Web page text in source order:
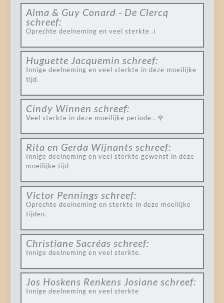
Alma & Guy Conard - De Clercq
schreef:
Oprechte deelneming en veel sterkte .i
Huguette Jacquemin schreef:
Innige deelneming en veel sterkte in deze moeilijke
tijd.
Cindy Winnen schreef:
Veel sterkte in deze moeilijke periode . 🌹
Rita en Gerda Wijnants schreef:
Innige deelneming en veel sterkte gewenst in deze
moeilijke tijd
Victor Pennings schreef:
Oprechte deelneming en sterkte in deze moeilijke
tijden.
Christiane Sacréas schreef:
Innige deelneming en veel sterkte.
Jos Hoskens Renkens Josiane schreef:
Innige deelneming en veel sterkte